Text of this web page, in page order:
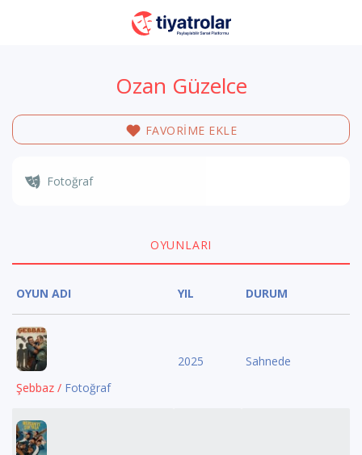
Ozan Güzelce
FAVORİME EKLE
Fotoğraf
OYUNLARI
OYUN ADI YIL DURUM
Şebbaz / Fotoğraf
2025 Sahnede